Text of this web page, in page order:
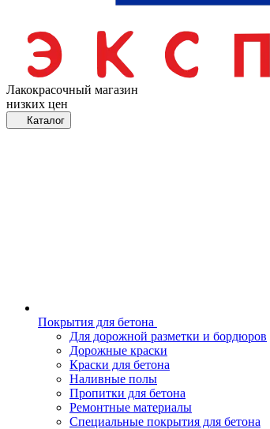
Лакокрасочный магазин
низких цен
Каталог
Покрытия для бетона
Для дорожной разметки и бордюров
Дорожные краски
Краски для бетона
Наливные полы
Пропитки для бетона
Ремонтные материалы
Специальные покрытия для бетона